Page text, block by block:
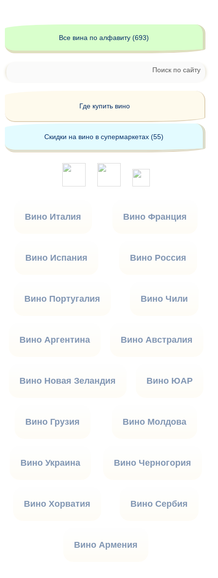
Все вина по алфавиту (693)
Поиск по сайту
Где купить вино
Скидки на вино в супермаркетах (55)
Вино Италия Вино Франция
Вино Испания Вино Россия
Вино Португалия Вино Чили
Вино Аргентина Вино Австралия
Вино Новая Зеландия Вино ЮАР
Вино Грузия Вино Молдова
Вино Украина Вино Черногория
Вино Хорватия Вино Сербия
Вино Армения